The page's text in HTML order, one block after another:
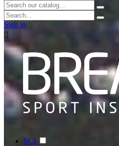
Sign in

SCI